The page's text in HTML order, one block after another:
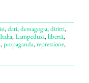
,dati,demagogia,diritti,
Italia,Lampedusa,libertà,
,propaganda,repressione,